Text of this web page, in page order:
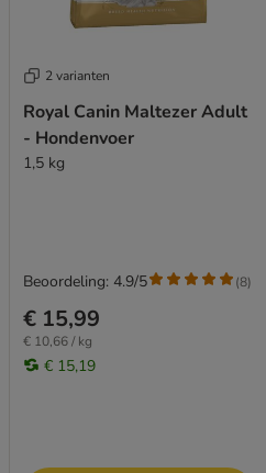
2 varianten
Royal Canin Maltezer Adult
- Hondenvoer
1,5 kg
€ 15,99
€ 10,66 / kg
€ 15,19
Beoordeling: 4.9/5 (8)